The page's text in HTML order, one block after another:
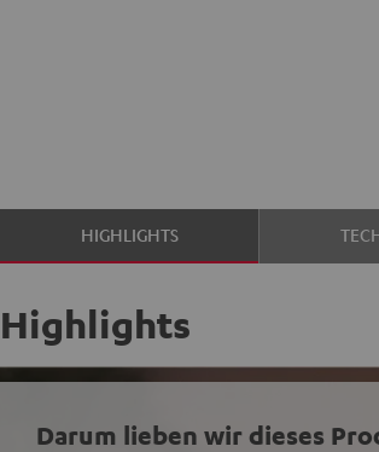
HIGHLIGHTS
Highlights
Darum lieben wir dieses